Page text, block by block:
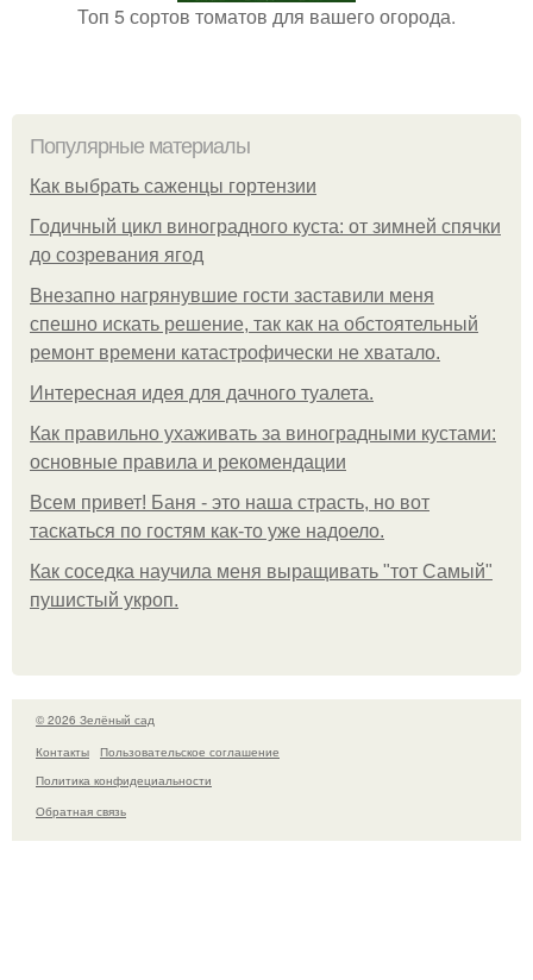
Топ 5 сортов томатов для вашего огорода.
Популярные материалы
Как выбрать саженцы гортензии
Годичный цикл виноградного куста: от зимней спячки
до созревания ягод
Внезапно нагрянувшие гости заставили меня
спешно искать решение, так как на обстоятельный
ремонт времени катастрофически не хватало.
Интересная идея для дачного туалета.
Как правильно ухаживать за виноградными кустами:
основные правила и рекомендации
Всем привет! Баня - это наша страсть, но вот
таскаться по гостям как-то уже надоело.
Как соседка научила меня выращивать "тот Самый"
пушистый укроп.
© 2026 Зелёный сад
Контакты
Пользовательское соглашение
Политика конфидециальности
Обратная связь